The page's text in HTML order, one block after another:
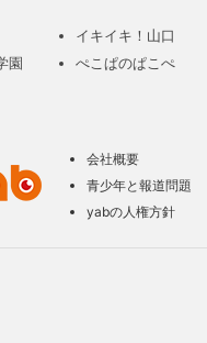
イキイキ！山口
園
ぺこぱのぱこぺ
会社概要
青少年と報道問題
yabの人権方針